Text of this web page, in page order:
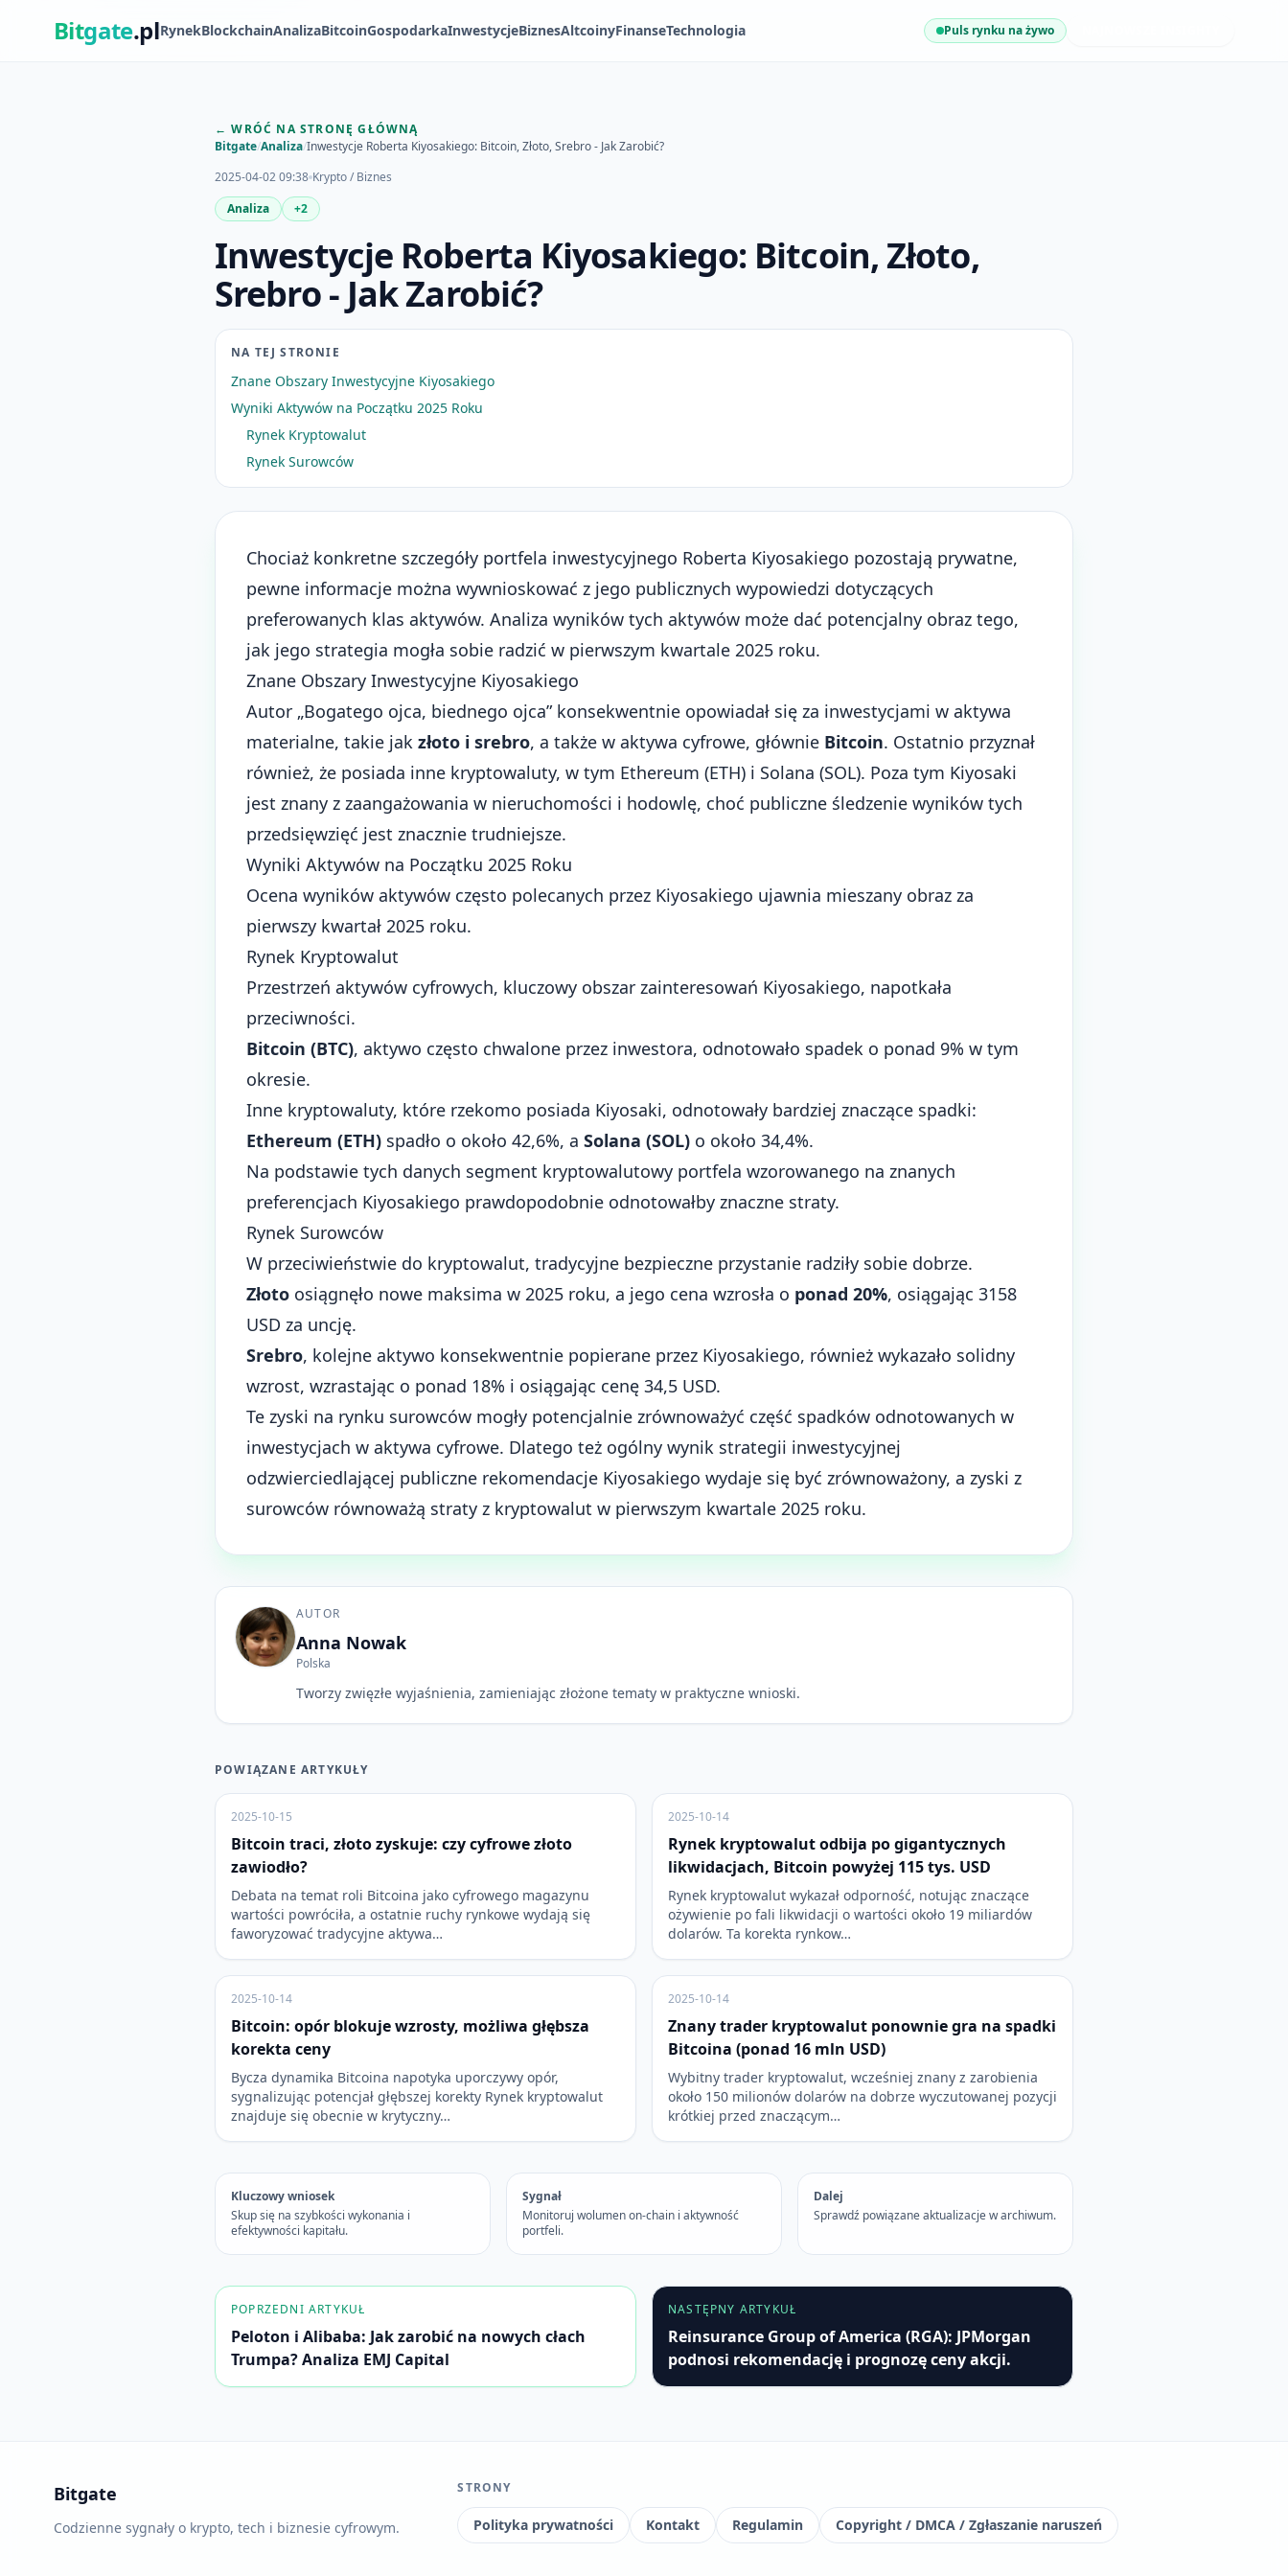
Bitgate.plRynekBlockchainAnalizaBitcoinGospodarkaInwestycjeBiznesAltcoinyFinanseTechnologia Puls rynku na żywo
← WRÓĆ NA STRONĘ GŁÓWNĄ
Bitgate/Analiza/Inwestycje Roberta Kiyosakiego: Bitcoin, Złoto, Srebro - Jak Zarobić?
2025-04-02 09:38 Krypto / Biznes
Analiza
+2
Inwestycje Roberta Kiyosakiego: Bitcoin, Złoto,
Srebro - Jak Zarobić?
NA TEJ STRONIE
Znane Obszary Inwestycyjne Kiyosakiego
Wyniki Aktywów na Początku 2025 Roku
Rynek Kryptowalut
Rynek Surowców
Chociaż konkretne szczegóły portfela inwestycyjnego Roberta Kiyosakiego pozostają prywatne,
pewne informacje można wywnioskować z jego publicznych wypowiedzi dotyczących
preferowanych klas aktywów. Analiza wyników tych aktywów może dać potencjalny obraz tego,
jak jego strategia mogła sobie radzić w pierwszym kwartale 2025 roku.
Znane Obszary Inwestycyjne Kiyosakiego
Autor „Bogatego ojca, biednego ojca” konsekwentnie opowiadał się za inwestycjami w aktywa
materialne, takie jak złoto i srebro, a także w aktywa cyfrowe, głównie Bitcoin. Ostatnio przyznał
również, że posiada inne kryptowaluty, w tym Ethereum (ETH) i Solana (SOL). Poza tym Kiyosaki
jest znany z zaangażowania w nieruchomości i hodowlę, choć publiczne śledzenie wyników tych
przedsięwzięć jest znacznie trudniejsze.
Wyniki Aktywów na Początku 2025 Roku
Ocena wyników aktywów często polecanych przez Kiyosakiego ujawnia mieszany obraz za
pierwszy kwartał 2025 roku.
Rynek Kryptowalut
Przestrzeń aktywów cyfrowych, kluczowy obszar zainteresowań Kiyosakiego, napotkała
przeciwności.
Bitcoin (BTC), aktywo często chwalone przez inwestora, odnotowało spadek o ponad 9% w tym
okresie.
Inne kryptowaluty, które rzekomo posiada Kiyosaki, odnotowały bardziej znaczące spadki:
Ethereum (ETH) spadło o około 42,6%, a Solana (SOL) o około 34,4%.
Na podstawie tych danych segment kryptowalutowy portfela wzorowanego na znanych
preferencjach Kiyosakiego prawdopodobnie odnotowałby znaczne straty.
Rynek Surowców
W przeciwieństwie do kryptowalut, tradycyjne bezpieczne przystanie radziły sobie dobrze.
Złoto osiągnęło nowe maksima w 2025 roku, a jego cena wzrosła o ponad 20%, osiągając 3158
USD za uncję.
Srebro, kolejne aktywo konsekwentnie popierane przez Kiyosakiego, również wykazało solidny
wzrost, wzrastając o ponad 18% i osiągając cenę 34,5 USD.
Te zyski na rynku surowców mogły potencjalnie zrównoważyć część spadków odnotowanych w
inwestycjach w aktywa cyfrowe. Dlatego też ogólny wynik strategii inwestycyjnej
odzwierciedlającej publiczne rekomendacje Kiyosakiego wydaje się być zrównoważony, a zyski z
surowców równoważą straty z kryptowalut w pierwszym kwartale 2025 roku.
AUTOR
Anna Nowak
Polska
Tworzy zwięzłe wyjaśnienia, zamieniając złożone tematy w praktyczne wnioski.
POWIĄZANE ARTYKUŁY
2025-10-15
Bitcoin traci, złoto zyskuje: czy cyfrowe złoto
zawiodło?
Debata na temat roli Bitcoina jako cyfrowego magazynu
wartości powróciła, a ostatnie ruchy rynkowe wydają się
faworyzować tradycyjne aktywa…
2025-10-14
Rynek kryptowalut odbija po gigantycznych
likwidacjach, Bitcoin powyżej 115 tys. USD
Rynek kryptowalut wykazał odporność, notując znaczące
ożywienie po fali likwidacji o wartości około 19 miliardów
dolarów. Ta korekta rynkow…
2025-10-14
Bitcoin: opór blokuje wzrosty, możliwa głębsza
korekta ceny
Bycza dynamika Bitcoina napotyka uporczywy opór,
sygnalizując potencjał głębszej korekty Rynek kryptowalut
znajduje się obecnie w krytyczny…
2025-10-14
Znany trader kryptowalut ponownie gra na spadki
Bitcoina (ponad 16 mln USD)
Wybitny trader kryptowalut, wcześniej znany z zarobienia
około 150 milionów dolarów na dobrze wyczutowanej pozycji
krótkiej przed znaczącym…
Kluczowy wniosek
Skup się na szybkości wykonania i
efektywności kapitału.
Sygnał
Monitoruj wolumen on-chain i aktywność
portfeli.
Dalej
Sprawdź powiązane aktualizacje w archiwum.
POPRZEDNI ARTYKUŁ
Peloton i Alibaba: Jak zarobić na nowych cłach
Trumpa? Analiza EMJ Capital
NASTĘPNY ARTYKUŁ
Reinsurance Group of America (RGA): JPMorgan
podnosi rekomendację i prognozę ceny akcji.
Bitgate
Codzienne sygnały o krypto, tech i biznesie cyfrowym.
STRONY
Polityka prywatności Kontakt Regulamin Copyright / DMCA / Zgłaszanie naruszeń